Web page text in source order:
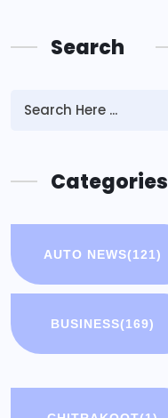
Search
Categories
AUTO NEWS(121)
BUSINESS(169)